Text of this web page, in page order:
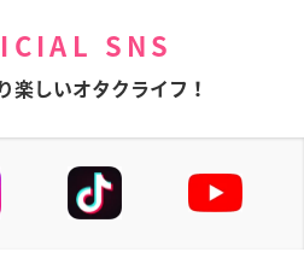
SNS
楽しいオタクライフ！